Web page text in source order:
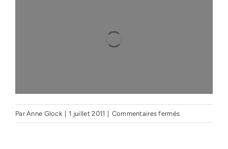
ParAnne Glock 1 juillet 2011 Commentaires ferméssur